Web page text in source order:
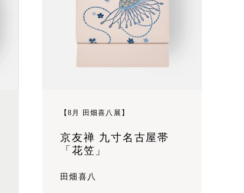
【8月 田畑喜八展】
京友禅 九寸名古屋帯
「花笠」
田畑喜八